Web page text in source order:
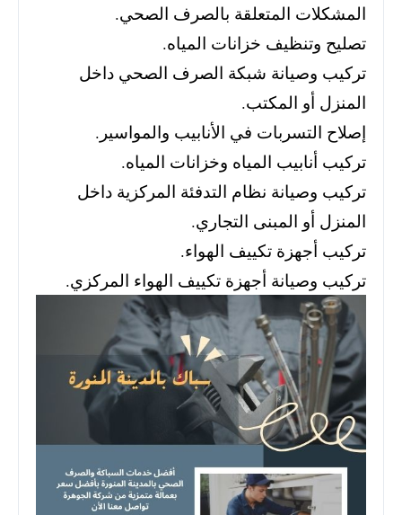
المشكلات المتعلقة بالصرف الصحي.
تصليح وتنظيف خزانات المياه.
تركيب وصيانة شبكة الصرف الصحي داخل
المنزل أو المكتب.
إصلاح التسربات في الأنابيب والمواسير.
تركيب أنابيب المياه وخزانات المياه.
تركيب وصيانة نظام التدفئة المركزية داخل
المنزل أو المبنى التجاري.
تركيب أجهزة تكييف الهواء.
تركيب وصيانة أجهزة تكييف الهواء المركزي.